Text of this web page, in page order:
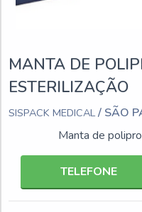
MANTA DE
ESTERILIZAÇÃO
SISPACK MEDICAL / SÃO
Manta de
TELEFONE